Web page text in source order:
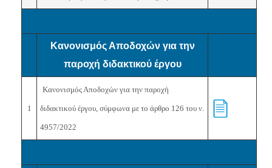
Κανονισμός Αποδοχών για την
παροχή διδακτικού έργου
1
Κανονισμός Αποδοχών για την παροχή
διδακτικού έργου, σύμφωνα με το άρθρο 126 του ν.
4957/2022